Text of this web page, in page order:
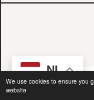
We use cookies to ensure you
website
NL